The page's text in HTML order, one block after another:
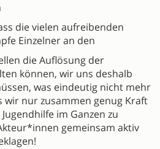
die vielen aufreibenden
Einzelner an den
die Auflösung der
können, wir uns deshalb
was eindeutig nicht mehr
wir nur zusammen genug Kraft
im Ganzen zu
gemeinsam aktiv